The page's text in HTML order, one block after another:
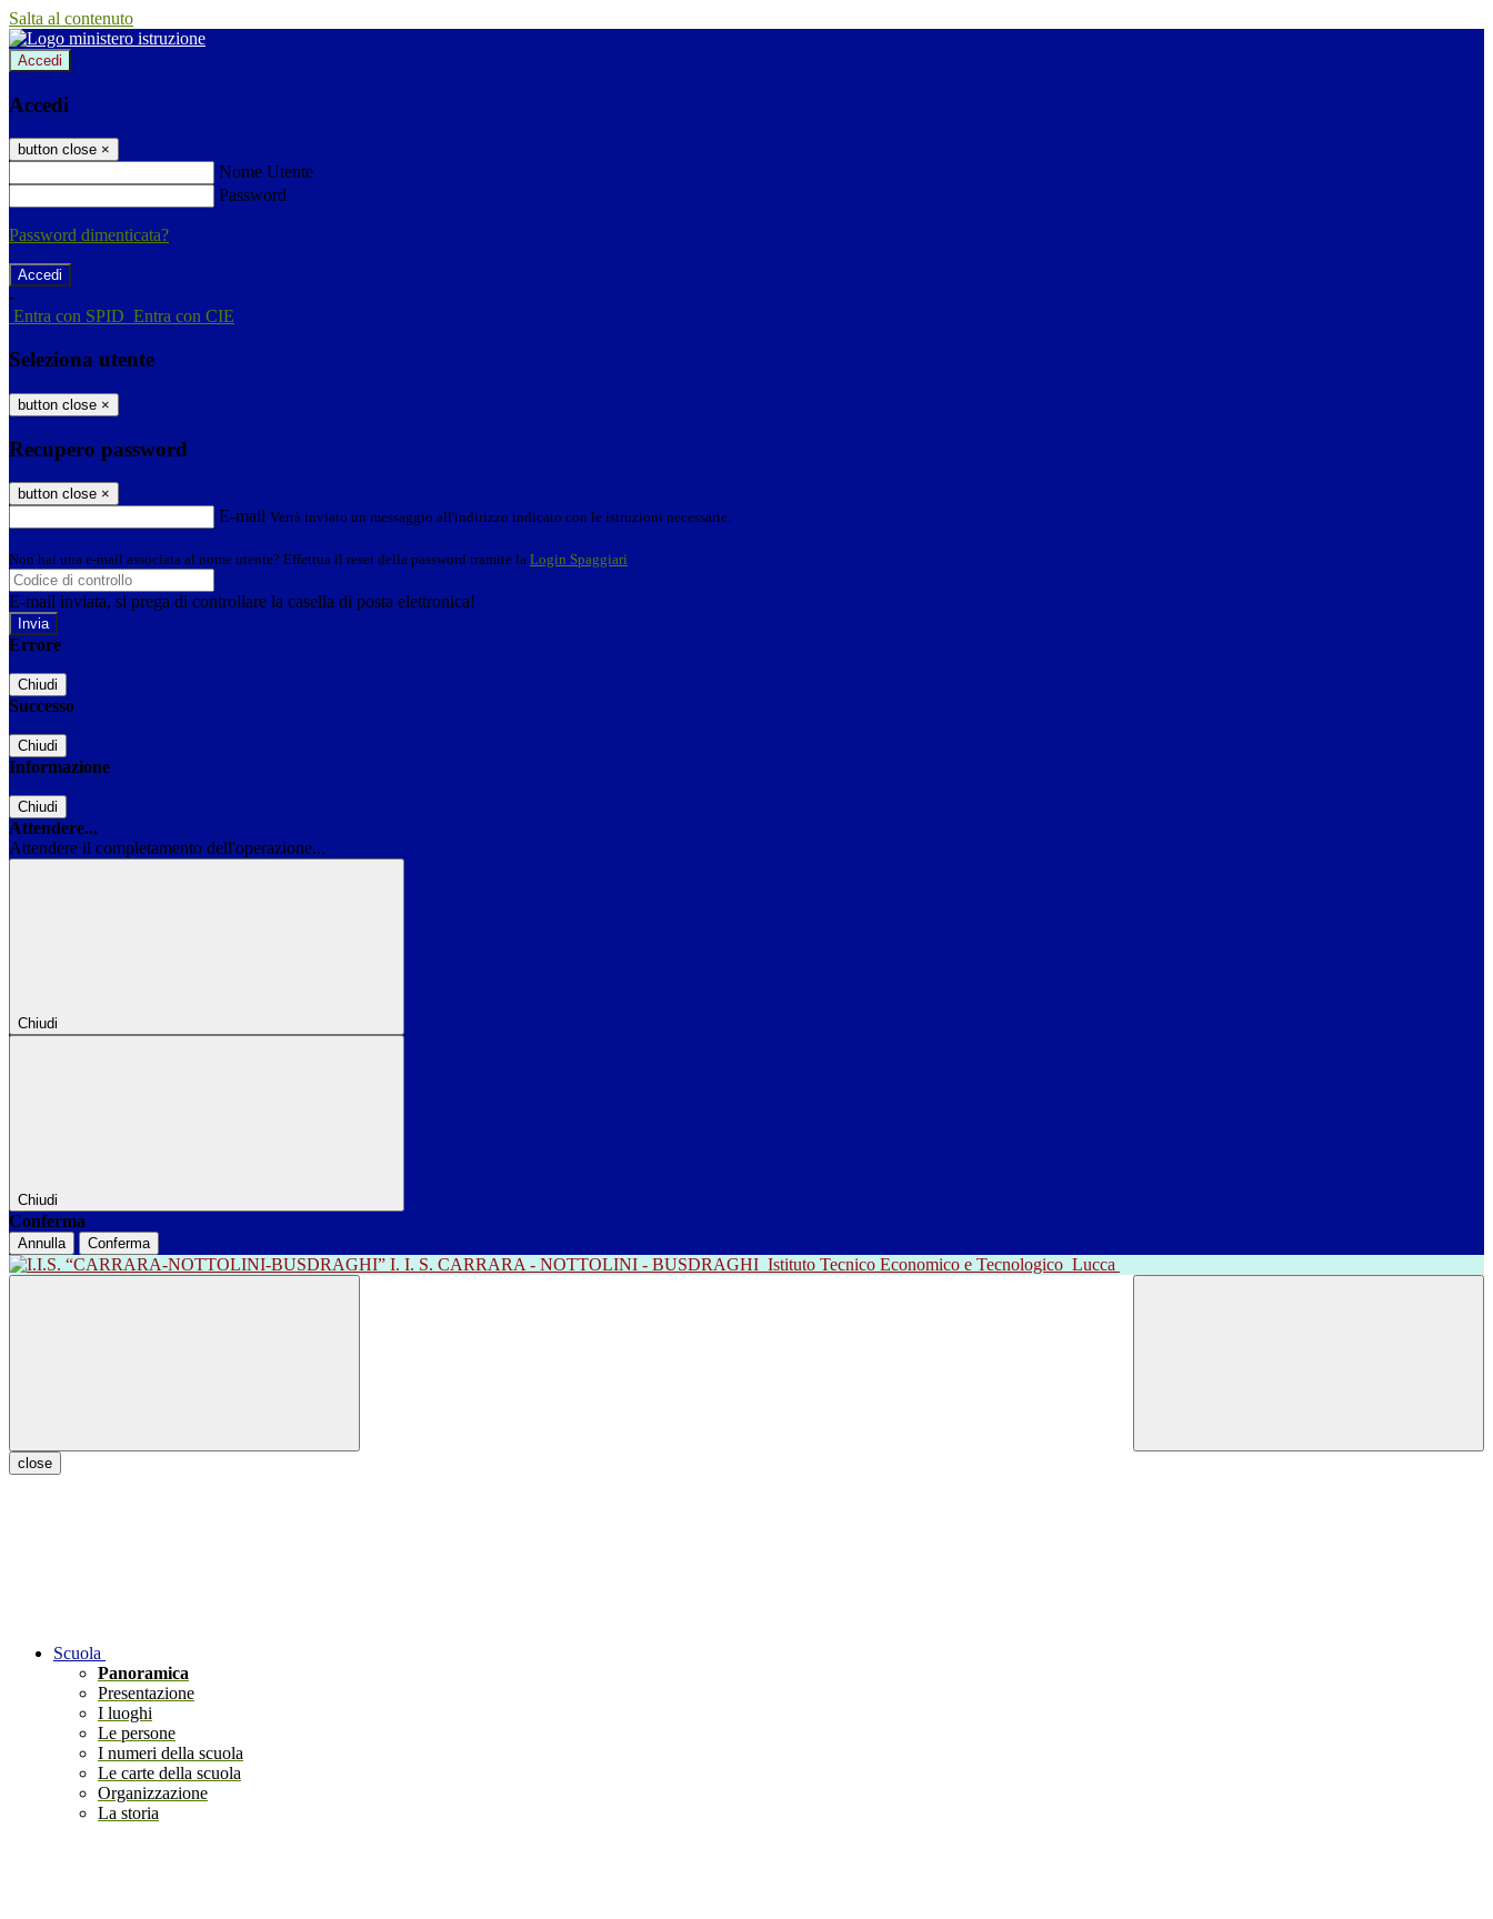
Salta al contenuto
Accedi
Accedi
button close ×
Nome Utente
Password
Password dimenticata?
-
Entra con SPID Entra con CIE
Seleziona utente
button close ×
Recupero password
button close ×
E-mail Verrà inviato un messaggio all'indirizzo indicato con le istruzioni necessarie.
Non hai una e-mail associata al nome utente? Effettua il reset della password tramite la Login Spaggiari
E-mail inviata, si prega di controllare la casella di posta elettronica!
Errore
Chiudi
Successo
Chiudi
Informazione
Chiudi
Attendere...
Attendere il completamento dell'operazione...
Chiudi
Chiudi
Conferma
Annulla Conferma
I. I. S. CARRARA - NOTTOLINI - BUSDRAGHI Istituto Tecnico Economico e Tecnologico Lucca
close
Scuola
Panoramica
Presentazione
I luoghi
Le persone
I numeri della scuola
Le carte della scuola
Organizzazione
La storia